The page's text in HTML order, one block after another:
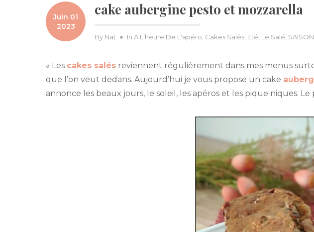
Juin 01
2023
cake aubergine pesto et mozzarella
By Nat In A L'heure De L'apéro, Cakes Salés, Eté, Le Salé,
« Les cakes salés reviennent régulièrement dans mes menus
que l’on veut dedans. Aujourd’hui je vous propose un cake
annonce les beaux jours, le soleil, les apéros et les pique niques.